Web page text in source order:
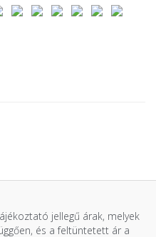
jellegű árak, melyek
és a feltüntetett ár a